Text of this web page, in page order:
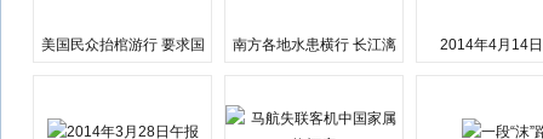
美国民众抬棺游行 要求国
南方各地水患横行 长江漓
2014年4月14